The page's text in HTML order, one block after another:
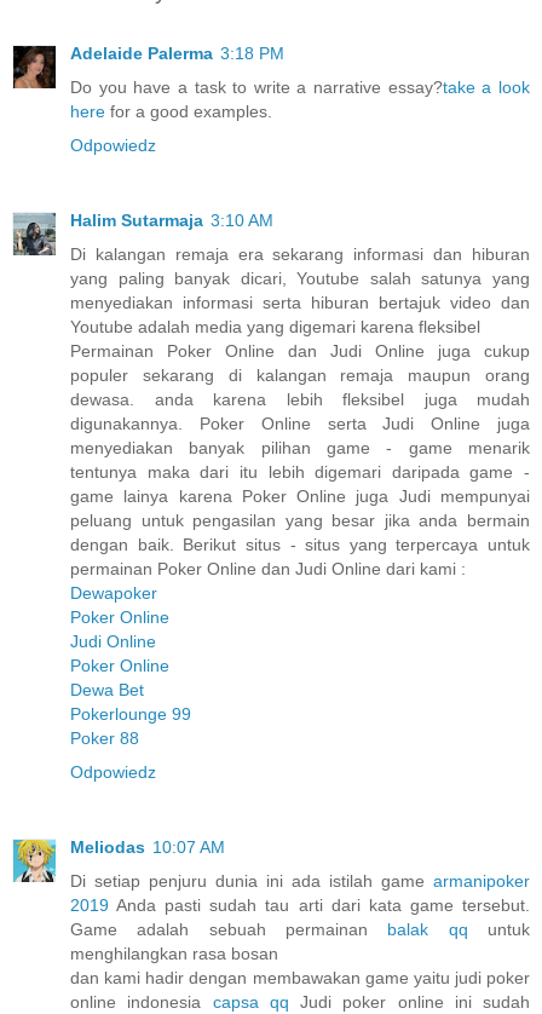
Adelaide Palerma 3:18 PM
Do you have a task to write a narrative essay?take a look
here for a good examples.
Odpowiedz
Halim Sutarmaja 3:10 AM
Di kalangan remaja era sekarang informasi dan hiburan
yang paling banyak dicari, Youtube salah satunya yang
menyediakan informasi serta hiburan bertajuk video dan
Youtube adalah media yang digemari karena fleksibel
Permainan Poker Online dan Judi Online juga cukup
populer sekarang di kalangan remaja maupun orang
dewasa. anda karena lebih fleksibel juga mudah
digunakannya. Poker Online serta Judi Online juga
menyediakan banyak pilihan game - game menarik
tentunya maka dari itu lebih digemari daripada game -
game lainya karena Poker Online juga Judi mempunyai
peluang untuk pengasilan yang besar jika anda bermain
dengan baik. Berikut situs - situs yang terpercaya untuk
permainan Poker Online dan Judi Online dari kami :
Dewapoker
Poker Online
Judi Online
Poker Online
Dewa Bet
Pokerlounge 99
Poker 88
Odpowiedz
Meliodas 10:07 AM
Di setiap penjuru dunia ini ada istilah game armanipoker
2019 Anda pasti sudah tau arti dari kata game tersebut.
Game adalah sebuah permainan balak qq untuk
menghilangkan rasa bosan
dan kami hadir dengan membawakan game yaitu judi poker
online indonesia capsa qq Judi poker online ini sudah